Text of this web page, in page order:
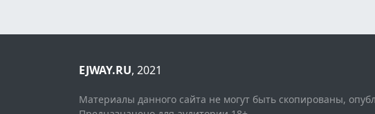
EJWAY.RU, 2021
Материалы данного сайта не могут быть скопированы,